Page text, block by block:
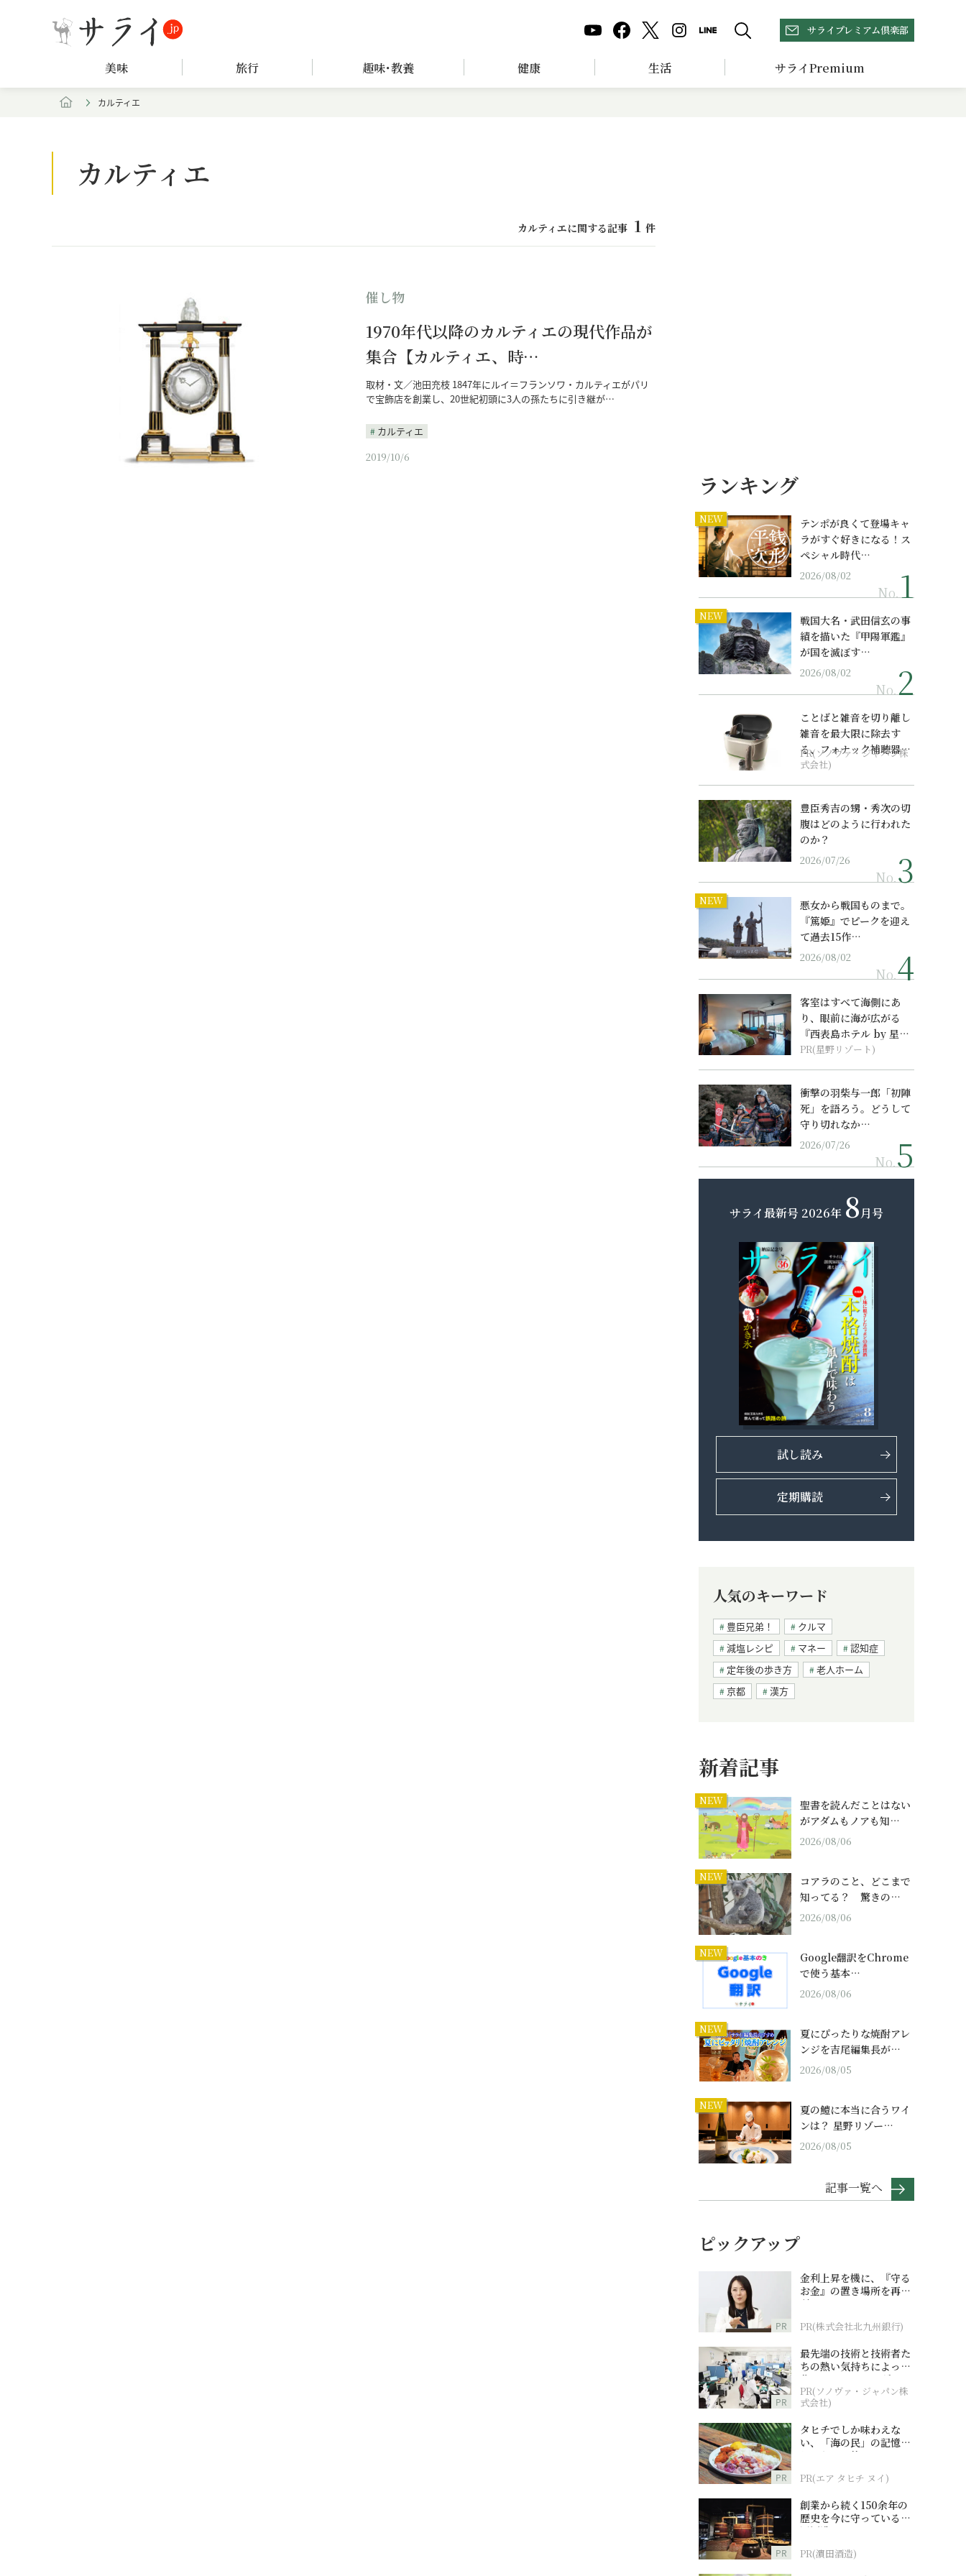
サライプレミアム倶楽部
美味 旅行 趣味･教養 健康 生活 サライPremium
カルティエ
カルティエ
カルティエに関する記事 1 件
催し物
1970年代以降のカルティエの現代作品が
集合【カルティエ、時…
取材・文／池田充枝 1847年にルイ＝フランソワ・カルティエがパリ
で宝飾店を創業し、20世紀初頭に3人の孫たちに引き継が…
カルティエ
2019/10/6
ランキング
NEW
テンポが良くて登場キャ
ラがすぐ好きになる！ス
ペシャル時代…
2026/08/02
No.
NEW
戦国大名・武田信玄の事
績を描いた『甲陽軍鑑』
が国を滅ぼす…
2026/08/02
No.
ことばと雑音を切り離し
雑音を最大限に除去す
る、フォナック補聴器の
最上位モデル
PR(ソノヴァ・ジャパン株
式会社)
豊臣秀吉の甥・秀次の切
腹はどのように行われた
のか？
2026/07/26
No.
NEW
悪女から戦国ものまで。
『篤姫』でピークを迎え
て過去15作…
2026/08/02
No.
客室はすべて海側にあ
り、眼前に海が広がる
『西表島ホテル by 星野
リゾート』
PR(星野リゾート)
衝撃の羽柴与一郎「初陣
死」を語ろう。どうして
守り切れなか…
2026/07/26
No.
サライ最新号 2026年 8月号
試し読み
定期購読
人気のキーワード
豊臣兄弟！
クルマ
減塩レシピ
マネー
認知症
定年後の歩き方
老人ホーム
京都
漢方
新着記事
NEW
聖書を読んだことはない
がアダムもノアも知…
2026/08/06
NEW
コアラのこと、どこまで
知ってる？ 驚きの…
2026/08/06
NEW
Google翻訳をChrome
で使う基本…
2026/08/06
NEW
夏にぴったりな焼酎アレ
ンジを吉尾編集長が…
2026/08/05
NEW
夏の鱧に本当に合うワイ
ンは？ 星野リゾー…
2026/08/05
記事一覧へ
ピックアップ
PR
金利上昇を機に、『守る
お金』の置き場所を再検
討
PR(株式会社北九州銀行)
PR
最先端の技術と技術者た
ちの熱い気持ちによって
作られているオーダーメ
イド補聴器
PR(ソノヴァ・ジャパン株
式会社)
PR
タヒチでしか味わえな
い、「海の民」の記憶へ
とつながる旅
PR(エア タヒチ ヌイ)
PR
創業から続く150余年の
歴史を今に守っている濵
田酒造
PR(濵田酒造)